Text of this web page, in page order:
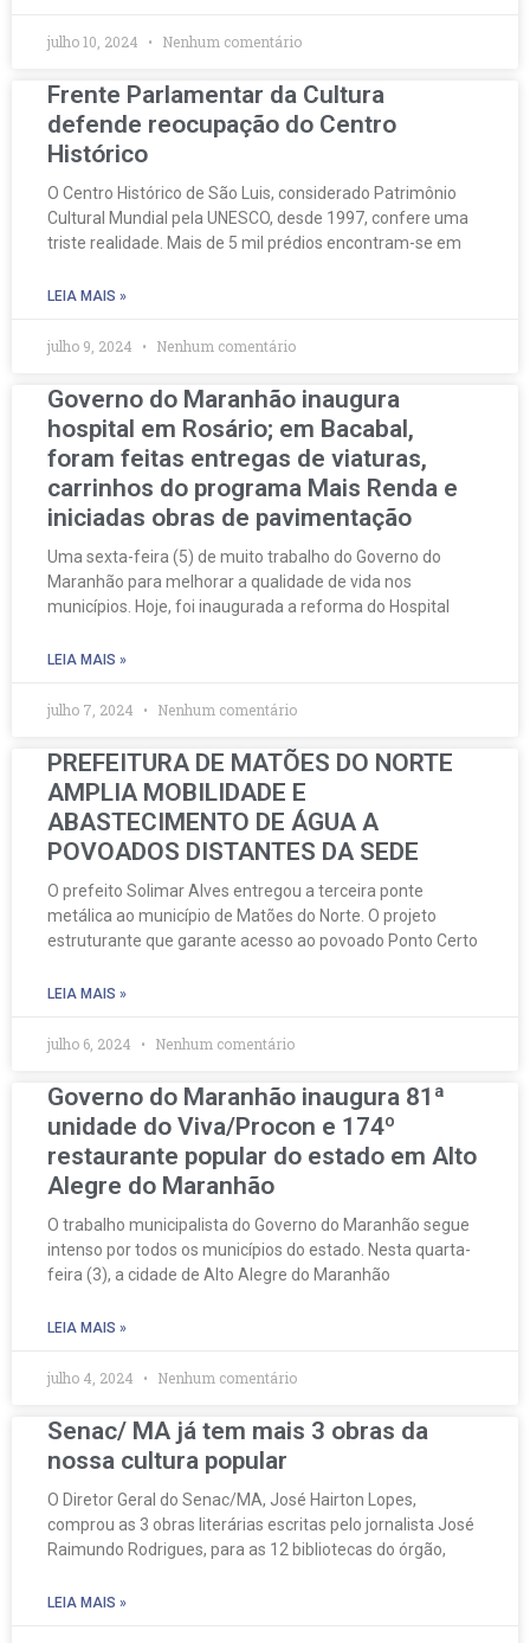
julho 10, 2024 Nenhum comentário
Frente Parlamentar da Cultura
defende reocupação do Centro
Histórico
O Centro Histórico de São Luis, considerado Patrimônio
Cultural Mundial pela UNESCO, desde 1997, confere uma
triste realidade. Mais de 5 mil prédios encontram-se em
LEIA MAIS »
julho 9, 2024 Nenhum comentário
Governo do Maranhão inaugura
hospital em Rosário; em Bacabal,
foram feitas entregas de viaturas,
carrinhos do programa Mais Renda e
iniciadas obras de pavimentação
Uma sexta-feira (5) de muito trabalho do Governo do
Maranhão para melhorar a qualidade de vida nos
municípios. Hoje, foi inaugurada a reforma do Hospital
LEIA MAIS »
julho 7, 2024 Nenhum comentário
PREFEITURA DE MATÕES DO NORTE
AMPLIA MOBILIDADE E
ABASTECIMENTO DE ÁGUA A
POVOADOS DISTANTES DA SEDE
O prefeito Solimar Alves entregou a terceira ponte
metálica ao município de Matões do Norte. O projeto
estruturante que garante acesso ao povoado Ponto Certo
LEIA MAIS »
julho 6, 2024 Nenhum comentário
Governo do Maranhão inaugura 81ª
unidade do Viva/Procon e 174º
restaurante popular do estado em Alto
Alegre do Maranhão
O trabalho municipalista do Governo do Maranhão segue
intenso por todos os municípios do estado. Nesta quarta-
feira (3), a cidade de Alto Alegre do Maranhão
LEIA MAIS »
julho 4, 2024 Nenhum comentário
Senac/ MA já tem mais 3 obras da
nossa cultura popular
O Diretor Geral do Senac/MA, José Hairton Lopes,
comprou as 3 obras literárias escritas pelo jornalista José
Raimundo Rodrigues, para as 12 bibliotecas do órgão,
LEIA MAIS »